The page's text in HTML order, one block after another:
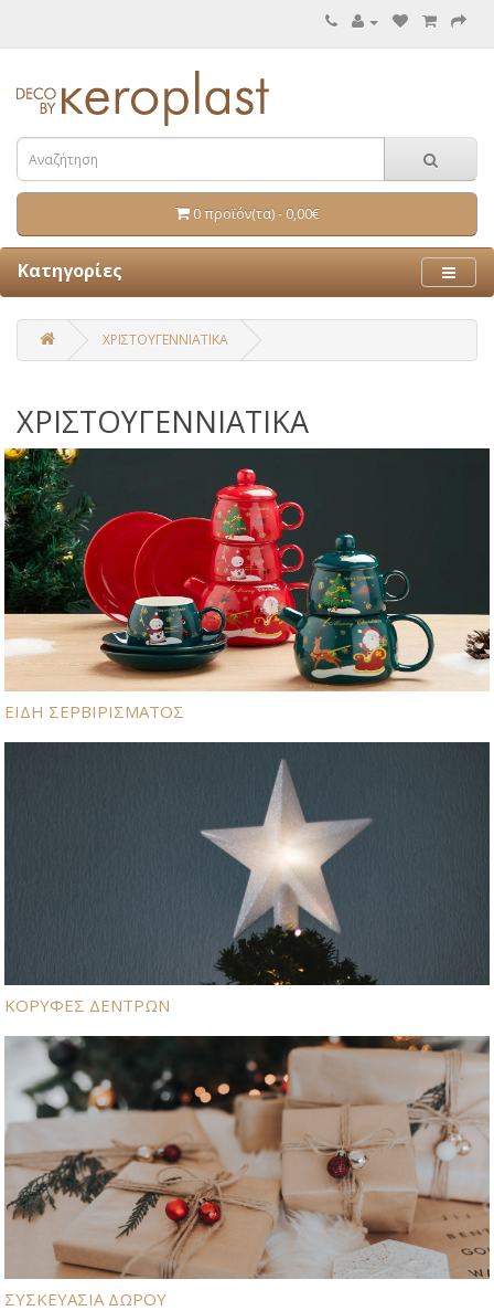
0 προϊόν(τα) - 0,00€
Κατηγορίες
ΧΡΙΣΤΟΥΓΕΝΝΙΑΤΙΚΑ
ΧΡΙΣΤΟΥΓΕΝΝΙΑΤΙΚΑ
ΕΙΔΗ ΣΕΡΒΙΡΙΣΜΑΤΟΣ
ΚΟΡΥΦΕΣ ΔΕΝΤΡΩΝ
ΣΥΣΚΕΥΑΣΙΑ ΔΩΡΟΥ